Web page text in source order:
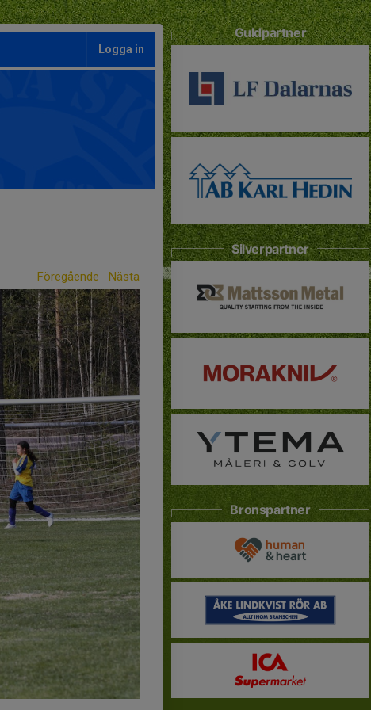
Logga in
Föregående Nästa
Guldpartner
Silverpartner
Bronspartner